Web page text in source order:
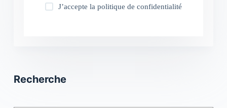
J’accepte la politique de confidentialité
Recherche